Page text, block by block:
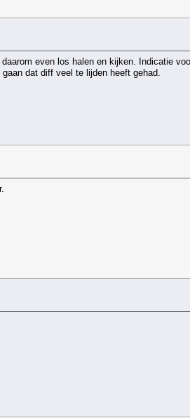
even los halen en kijken. Indicatie
dat diff veel te lijden heeft gehad.